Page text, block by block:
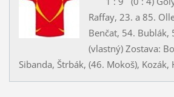
Raffay, 23. a 85.
Benčat, 54. Bublák,
(vlastný) Zostava:
Sibanda, Štrbák, (46. Mokoš), Kozák,